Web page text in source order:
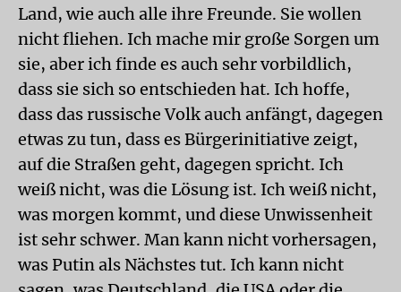
Land, wie auch alle ihre Freunde. Sie wollen
nicht fliehen. Ich mache mir große Sorgen um
sie, aber ich finde es auch sehr vorbildlich,
dass sie sich so entschieden hat. Ich hoffe,
dass das russische Volk auch anfängt, dagegen
etwas zu tun, dass es Bürgerinitiative zeigt,
auf die Straßen geht, dagegen spricht. Ich
weiß nicht, was die Lösung ist. Ich weiß nicht,
was morgen kommt, und diese Unwissenheit
ist sehr schwer. Man kann nicht vorhersagen,
was Putin als Nächstes tut. Ich kann nicht